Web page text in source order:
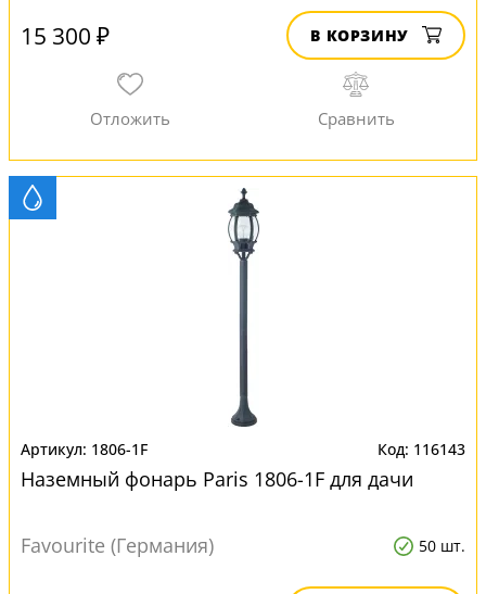
15 300 ₽ В КОРЗИНУ
1806-1F 116143
Наземный фонарь Paris 1806-1F для дачи
Favourite (Германия) 50 шт.